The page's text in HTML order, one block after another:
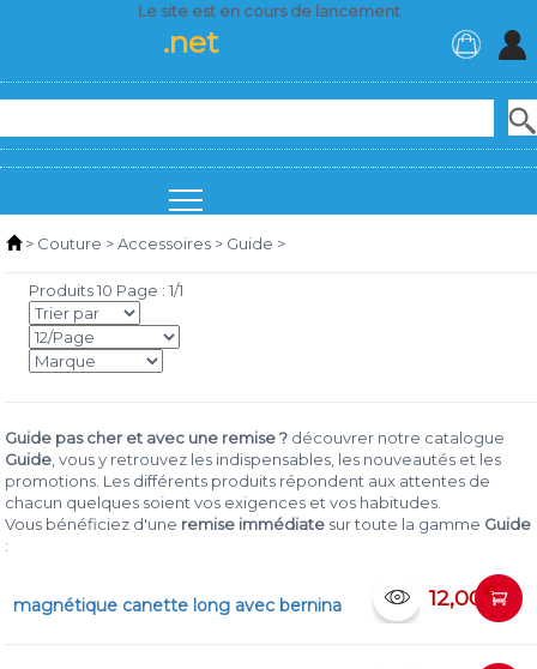
Le site est en cours de lancement
.net
> Couture >Accessoires > Guide >
Produits 10 Page : 1/1
Guide pas cher et avec une remise ? découvrer notre catalogue
Guide , vous y retrouvez les indispensables, les nouveautés et les
promotions. Les différents produits répondent aux attentes de
chacun quelques soient vos exigences et vos habitudes.
Vous bénéficiez d'une remise immédiate sur toute la gamme Guide
:
magnétique canette long avec bernina 12,00 €